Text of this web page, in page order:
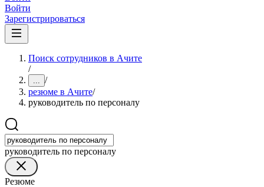
Войти
Зарегистрироваться
Поиск сотрудников в Ачите
/
... /
резюме в Ачите/
руководитель по персоналу
руководитель по персоналу
Резюме